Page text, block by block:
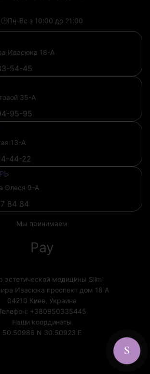
🕒Пн-Вс з 10:00 до 21:00
Ивасюка 18-А
54-45
35-А
95-95
13-А
44-22
Олеся 9-А
84 84
Мы принимаем
Pay
эстетической медицины Slim
Ивасюка проспект дом 18 А
04210 Киев, Украина
+380950335445
Наши координаты
50.50986 N 30.50923 E
S